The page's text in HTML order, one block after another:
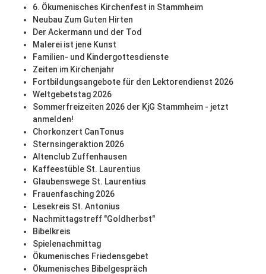
6. Ökumenisches Kirchenfest in Stammheim
Neubau Zum Guten Hirten
Der Ackermann und der Tod
Malerei ist jene Kunst
Familien- und Kindergottesdienste
Zeiten im Kirchenjahr
Fortbildungsangebote für den Lektorendienst 2026
Weltgebetstag 2026
Sommerfreizeiten 2026 der KjG Stammheim - jetzt
anmelden!
Chorkonzert CanTonus
Sternsingeraktion 2026
Altenclub Zuffenhausen
Kaffeestüble St. Laurentius
Glaubenswege St. Laurentius
Frauenfasching 2026
Lesekreis St. Antonius
Nachmittagstreff "Goldherbst"
Bibelkreis
Spielenachmittag
Ökumenisches Friedensgebet
Ökumenisches Bibelgespräch